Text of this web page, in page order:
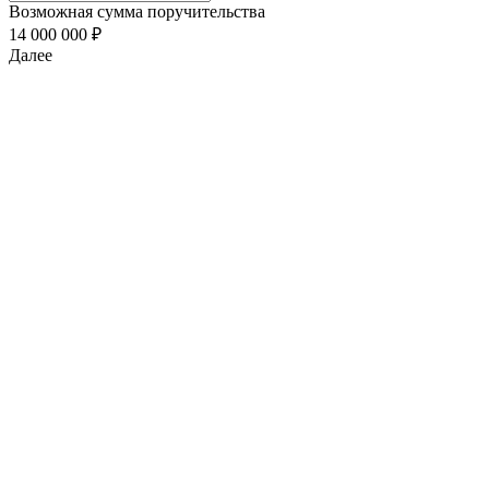
Возможная сумма поручительства
14 000 000 ₽
Далее